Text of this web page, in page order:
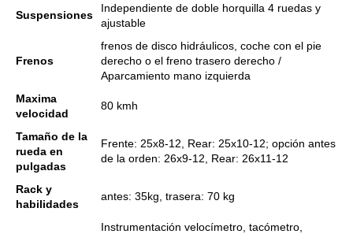
Suspensiones
Independiente de doble horquilla 4 ruedas y
ajustable
Frenos
frenos de disco hidráulicos, coche con el pie
derecho o el freno trasero derecho /
Aparcamiento mano izquierda
Maxima
velocidad
80 kmh
Tamaño de la
rueda en
pulgadas
Frente: 25x8-12, Rear: 25x10-12; opción antes
de la orden: 26x9-12, Rear: 26x11-12
Rack y
habilidades
antes: 35kg, trasera: 70 kg
Instrumentación velocímetro, tacómetro,